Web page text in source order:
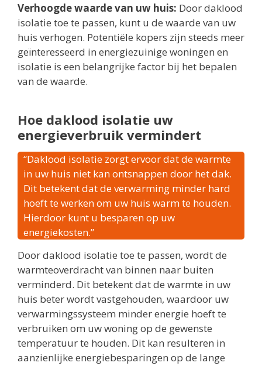
Verhoogde waarde van uw huis: Door daklood
isolatie toe te passen, kunt u de waarde van uw
huis verhogen. Potentiële kopers zijn steeds meer
geïnteresseerd in energiezuinige woningen en
isolatie is een belangrijke factor bij het bepalen
van de waarde.
Hoe daklood isolatie uw
energieverbruik vermindert
“Daklood isolatie zorgt ervoor dat de warmte
in uw huis niet kan ontsnappen door het dak.
Dit betekent dat de verwarming minder hard
hoeft te werken om uw huis warm te houden.
Hierdoor kunt u besparen op uw
energiekosten.”
Door daklood isolatie toe te passen, wordt de
warmteoverdracht van binnen naar buiten
verminderd. Dit betekent dat de warmte in uw
huis beter wordt vastgehouden, waardoor uw
verwarmingssysteem minder energie hoeft te
verbruiken om uw woning op de gewenste
temperatuur te houden. Dit kan resulteren in
aanzienlijke energiebesparingen op de lange